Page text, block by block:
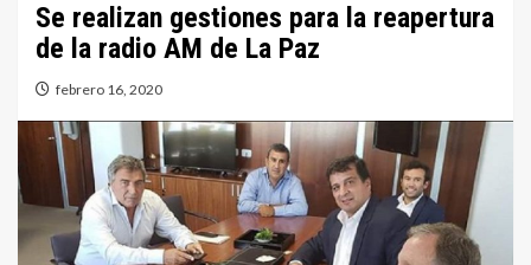
Se realizan gestiones para la reapertura
de la radio AM de La Paz
febrero 16, 2020